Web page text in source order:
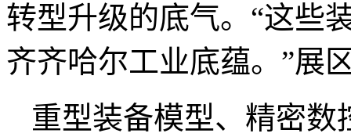
转型升级的底气。“这些
齐齐哈尔工业底蕴。”展
重型装备模型、精密